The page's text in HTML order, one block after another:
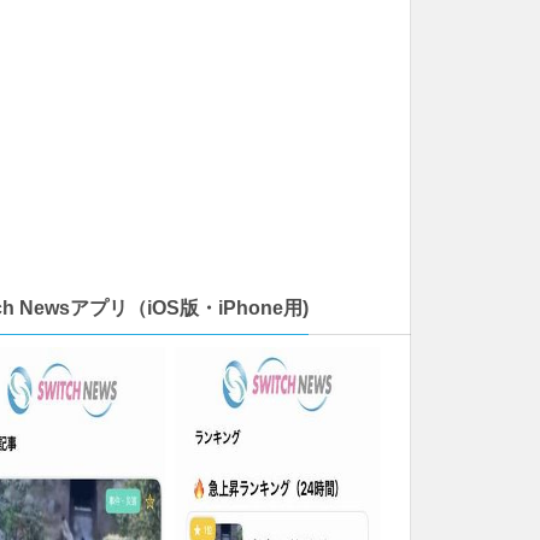
Newsアプリ（iOS版・iPhone用)